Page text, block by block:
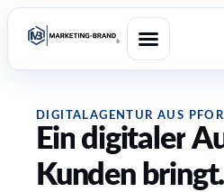
DIGITALAGENTUR AUS
Ein digitaler
Kunden bringt.